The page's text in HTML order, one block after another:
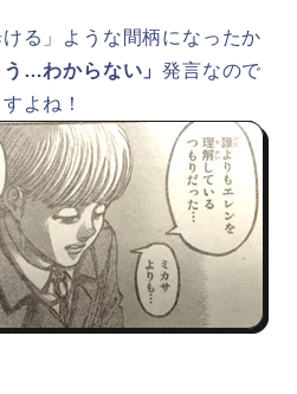
る」ような間柄になったか
う…わからない」発言なので
よね！